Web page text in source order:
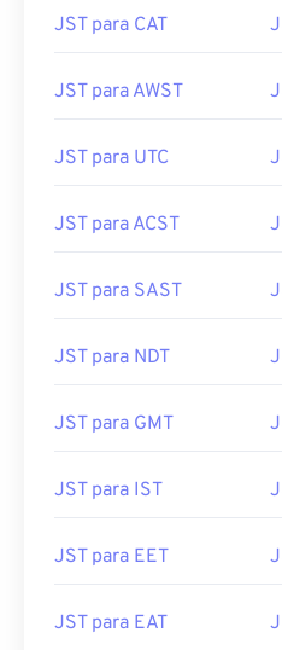
JST para CAT
JST para AWST
JST para UTC
JST para ACST
JST para SAST
JST para NDT
JST para GMT
JST para IST
JST para EET
JST para EAT